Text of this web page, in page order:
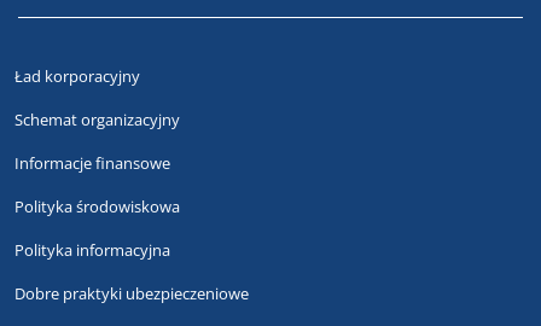
Ład korporacyjny
Schemat organizacyjny
Informacje finansowe
Polityka środowiskowa
Polityka informacyjna
Dobre praktyki ubezpieczeniowe